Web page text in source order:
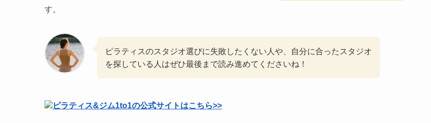
す。
ピラティスのスタジオ選びに失敗したくない人や、自分に合ったスタジオ
を探している人はぜひ最後まで読み進めてくださいね！
ピラティス&ジム1to1の公式サイトはこちら>>